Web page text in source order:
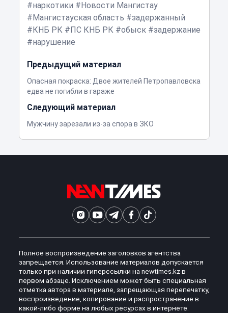
наркотики
Новости Мангистау
Мангистауская область
задержанный
КНБ РК
ПС КНБ РК обыск
задержание
нарушение
Предыдущий материал
Опасная покраска: Двое жителей Петропавловска
едва не погибли в гараже
Следующий материал
Мужчину зарезали из-за спора в ЗКО
Полное воспроизведение заголовков агентства
запрещается. Использование материалов допускается
только при наличии гиперссылки на newtimes.kz в
первом абзаце. Исключением может быть специальная
отметка автора в материале, запрещающая перепечатку,
воспроизведение, копирование и распространение в
какой-либо форме на любых ресурсах в интернете.